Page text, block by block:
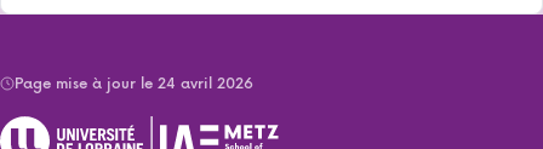
Page mise à jour le 24 avril 2026